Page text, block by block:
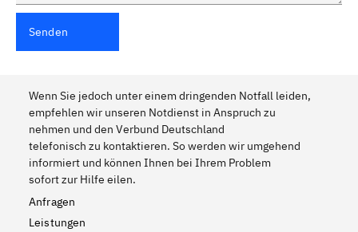
Senden
Wenn Sie jedoch unter einem dringenden Notfall leiden,
empfehlen wir unseren Notdienst in Anspruch zu
nehmen und den Verbund Deutschland
telefonisch zu kontaktieren. So werden wir umgehend
informiert und können Ihnen bei Ihrem Problem
sofort zur Hilfe eilen.
Anfragen
Leistungen